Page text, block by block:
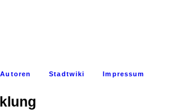
Stadtwiki Impressum